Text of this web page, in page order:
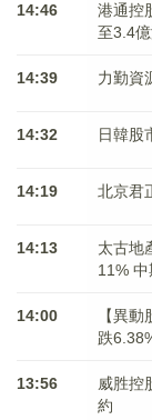
14:46
港通控
至3.4
14:39 力勤資
14:32 日韓股
14:19 北京君
14:13
太古地
11%
14:00
【異
跌
13:56
威胜控
約